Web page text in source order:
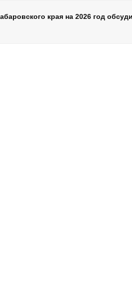
края на 2026 год